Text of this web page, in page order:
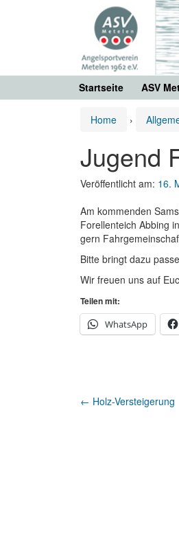
Startseite ASV
Home ›
Jugend
Veröffentlicht am: 16.
Am kommenden
Forellenteich Abbing
gern
Bitte bringt dazu
Wir freuen uns auf
Teilen mit:
WhatsApp
Artikel-
← Holz-Versteigerung